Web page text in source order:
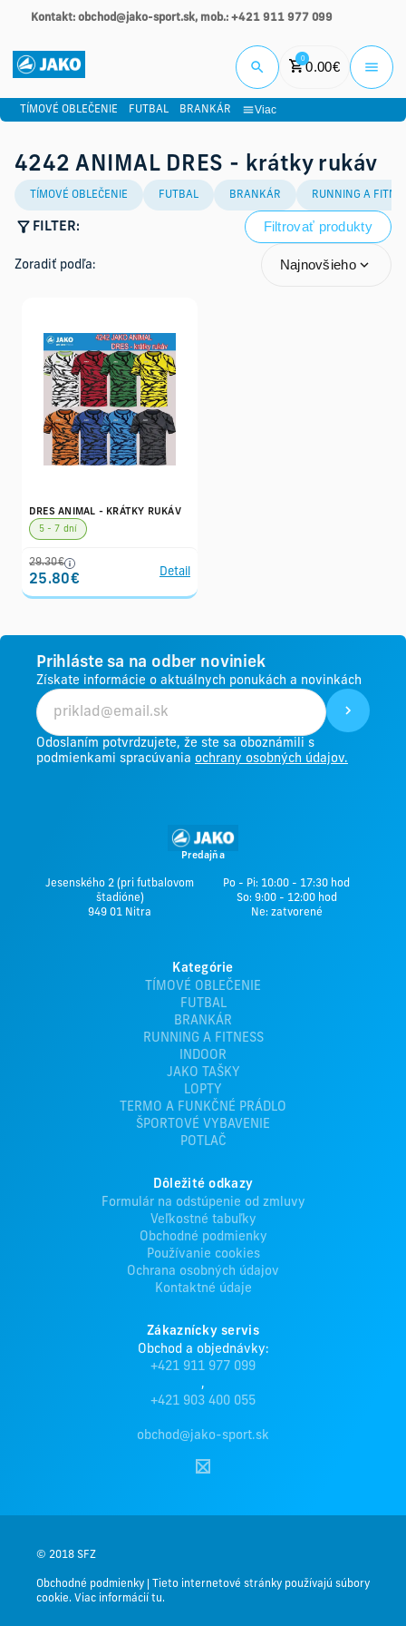
Kontakt: obchod@jako-sport.sk, mob.: +421 911 977 099
0
0.00€
TÍMOVÉ OBLEČENIE FUTBAL BRANKÁR Viac
4242 ANIMAL DRES - krátky rukáv
TÍMOVÉ OBLEČENIE FUTBAL BRANKÁR RUNNING A
FILTER: Filtrovať produkty
Zoradiť podľa: Najnovšieho
DRES ANIMAL - KRÁTKY RUKÁV
5 - 7 dní
29.30€
25.80€
Detail
Prihláste sa na odber noviniek
Získate informácie o aktuálnych ponukách a novinkách
Odoslaním potvrdzujete, že ste sa oboznámili s
podmienkami spracúvania ochrany osobných údajov.
Predajňa
Jesenského 2 (pri futbalovom
štadióne)
949 01 Nitra
Po - Pi: 10:00 - 17:30 hod
So: 9:00 - 12:00 hod
Ne: zatvorené
Kategórie
TÍMOVÉ OBLEČENIE
FUTBAL
BRANKÁR
RUNNING A FITNESS
INDOOR
JAKO TAŠKY
LOPTY
TERMO A FUNKČNÉ PRÁDLO
ŠPORTOVÉ VYBAVENIE
POTLAČ
Dôležité odkazy
Formulár na odstúpenie od zmluvy
Veľkostné tabuľky
Obchodné podmienky
Používanie cookies
Ochrana osobných údajov
Kontaktné údaje
Zákaznícky servis
Obchod a objednávky:
+421 911 977 099
,
+421 903 400 055
obchod@jako-sport.sk
© 2018 SFZ
Obchodné podmienky
Tieto internetové stránky používajú súbory
cookie. Viac informácií tu.